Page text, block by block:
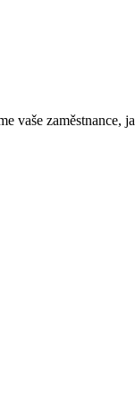
vaše zaměstnance,